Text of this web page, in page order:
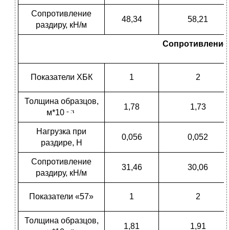
Сопротивление
раздиру, кН/м
48,34 58,21
Показатели ХБК 1 2
Толщина образцов,
м*10
1,78 1,73
Нагрузка при
раздире, Н
0,056 0,052
Сопротивление
раздиру, кН/м
31,46 30,06
Показатели «57» 1 2
Толщина образцов,
1,81 1,91